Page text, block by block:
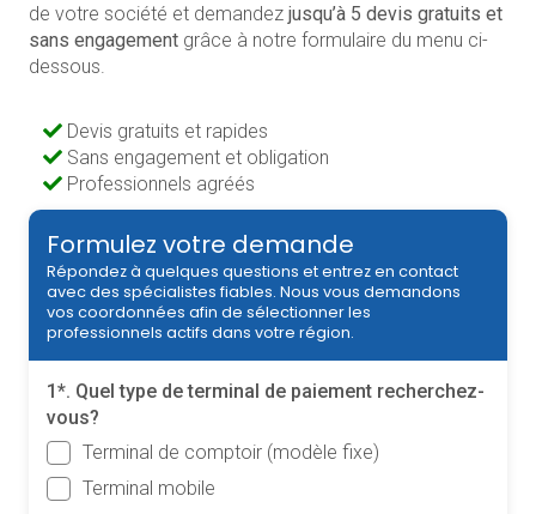
de votre société et demandez jusqu’à 5 devis gratuits et
sans engagement grâce à notre formulaire du menu ci-
dessous.
Devis gratuits et rapides
Sans engagement et obligation
Professionnels agréés
Formulez votre demande
Répondez à quelques questions et entrez en contact
avec des spécialistes fiables. Nous vous demandons
vos coordonnées afin de sélectionner les
professionnels actifs dans votre région.
1*. Quel type de terminal de paiement recherchez-
vous?
Terminal de comptoir (modèle fixe)
Terminal mobile